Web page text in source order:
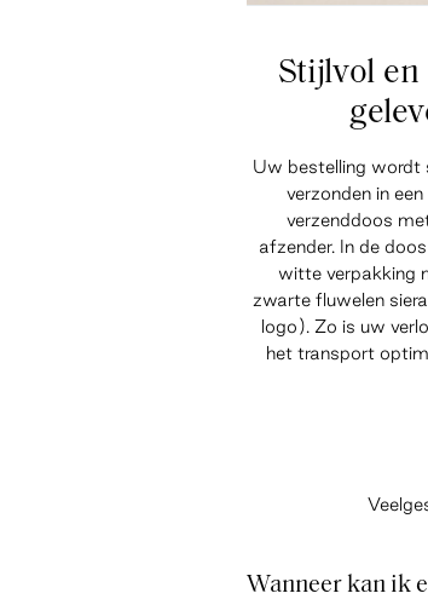
Stijlvol
Uw bestelling wordt
verzonden in
verzenddoos
afzender. In de
witte verpakking
zwarte fluwelen
logo). Zo is uw
het transport
Wanneer kan ik